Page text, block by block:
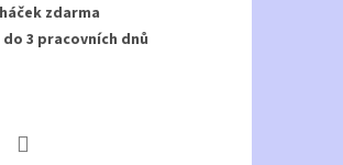
zdarma
3 pracovních dnů